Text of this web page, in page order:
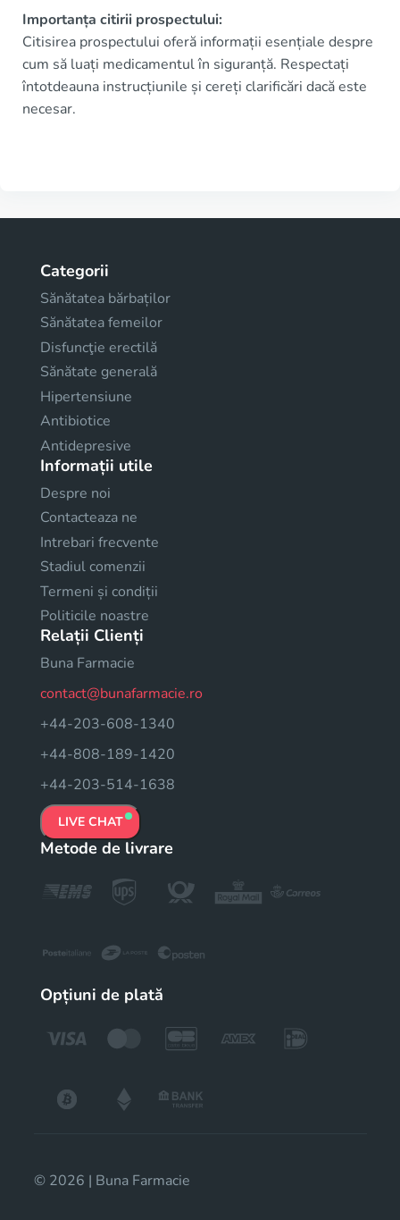
Importanța citirii prospectului:
Citisirea prospectului oferă informații esențiale despre
cum să luați medicamentul în siguranță. Respectați
întotdeauna instrucțiunile și cereți clarificări dacă este
necesar.
Categorii
Sănătatea bărbaților
Sănătatea femeilor
Disfuncţie erectilă
Sănătate generală
Hipertensiune
Antibiotice
Antidepresive
Informații utile
Despre noi
Contacteaza ne
Intrebari frecvente
Stadiul comenzii
Termeni și condiții
Politicile noastre
Relații Clienți
Buna Farmacie
contact@bunafarmacie.ro
+44-203-608-1340
+44-808-189-1420
+44-203-514-1638
LIVE CHAT
Metode de livrare
Opțiuni de plată
© 2026 | Buna Farmacie